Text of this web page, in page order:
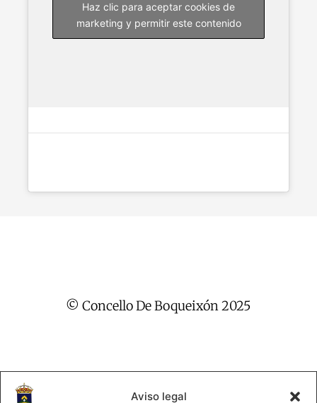
Aviso legal
Haz clic para aceptar cookies de
marketing y permitir este contenido
© Concello De Boqueixón 2025